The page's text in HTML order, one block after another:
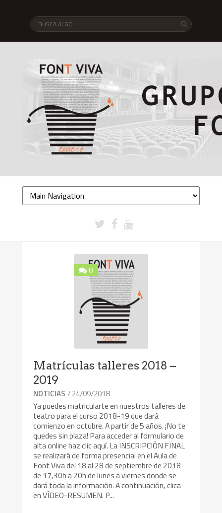
0
Matrículas talleres 2018 –
2019
NOTICIAS / 24/09/2018
Ya puedes matricularte en nuestros talleres de
teatro para el curso 2018-19 que dará
comienzo en octubre. A partir de 5 años. ¡No te
quedes sin plaza! Para acceder al formulario de
alta online haz clic aquí. La INSCRIPCIÓN FINAL
se realizará de forma presencial en el Aula de
Font Viva del 18 al 28 de septiembre de 2018
de 17,30h a 20h de lunes a viernes donde se
dará toda la información. A continuación, clica
en VÍDEO-RESUMEN. P...